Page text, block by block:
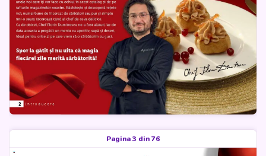
Pagina 3 din 76